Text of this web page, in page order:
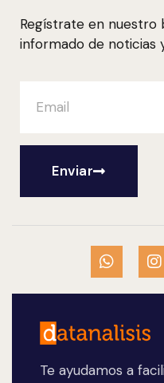
Te ayudamos a
Regístrate en
informado de noticias
Enviar